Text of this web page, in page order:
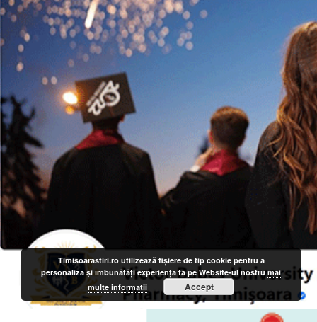
Timisoarastiri.ro utilizează fişiere de tip cookie pentru a
personaliza și îmbunătăți experiența ta pe Website-ul nostrumai
multe informatii
Accept